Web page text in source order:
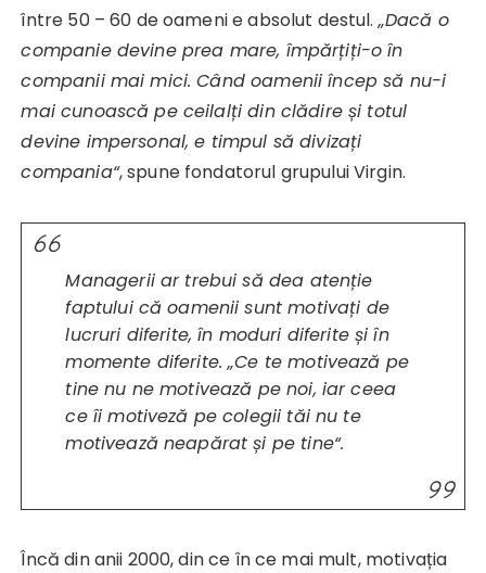
între 50 – 60 de oameni e absolut destul.„Dacă o
companie devine prea mare, împărțiți-o în
companii mai mici. Când oamenii încep să nu-i
mai cunoască pe ceilalți din clădire și totul
devine impersonal, e timpul să divizați
compania“, spune fondatorul grupului Virgin.
Managerii ar trebui să dea atenție
faptului că oamenii sunt motivați de
lucruri diferite, în moduri diferite și în
momente diferite.„Ce te motivează pe
tine nu ne motivează pe noi, iar ceea
ce îi motiveză pe colegii tăi nu te
motivează neapărat și pe tine“.
Încă din anii 2000, din ce în ce mai mult, motivația